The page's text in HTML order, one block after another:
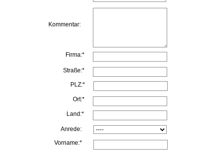
Kommentar:
Firma:*
Straße:*
PLZ:*
Ort:*
Land:*
Vorname:*
Anrede: